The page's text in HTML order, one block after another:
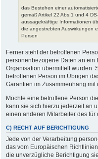
das Bestehen einer
gemäß Artikel 22 Abs.1 und 4
aussagekräftige Informationen
die angestrebten Auswirkungen
Person
Ferner steht der betroffenen
personenbezogene Daten an ein
Organisation übermittelt wurden.
betroffenen Person im Übrigen
Garantien im Zusammenhang mit
Möchte eine betroffene Person
kann sie sich hierzu jederzeit an
einen anderen Mitarbeiter des für
C) RECHT AUF BERICHTIGUNG
Jede von der Verarbeitung
das vom Europäischen
die unverzügliche Berichtigung